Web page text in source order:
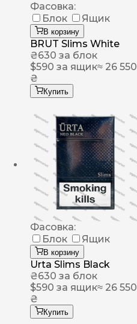
Фасовка:
Блок
Ящик
В корзину
BRUT Slims White
₴630 за блок
$590 за ящик≈ 26 550
₴
Купить
Фасовка:
Блок
Ящик
В корзину
Urta Slims Black
₴630 за блок
$590 за ящик≈ 26 550
₴
Купить